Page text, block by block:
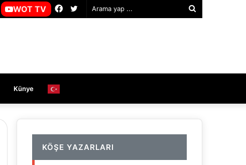
Twitter
Facebook
WOT TV
Künye
KÖŞE YAZARLARI